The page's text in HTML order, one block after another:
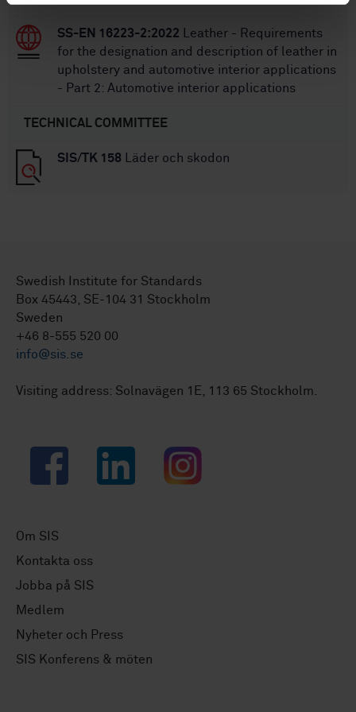
SS-EN 16223-2:2022 Leather - Requirements
for the designation and description of leather in
upholstery and automotive interior applications
- Part 2: Automotive interior applications
TECHNICAL COMMITTEE
SIS/TK 158 Läder och skodon
Swedish Institute for Standards
Box 45443, SE-104 31 Stockholm
Sweden
+46 8-555 520 00
info@sis.se
Visiting address: Solnavägen 1E, 113 65 Stockholm.
Facebook LinkedIn Instagram
Om SIS
Kontakta oss
Jobba på SIS
Medlem
Nyheter och Press
SIS Konferens & möten